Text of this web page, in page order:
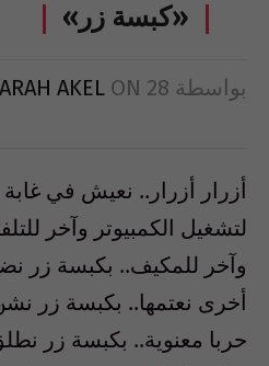
«كبسة زر»
بواسطة AKEL ON 28 مايو 2009
أزرار أزرار.. نعيش في غابة
لتشغيل الكمبيوتر وآخر
وآخر للمكيف.. بكبسة زر
أخرى نعتمها.. بكبسة زر
حربا معنوية.. بكبسة زر